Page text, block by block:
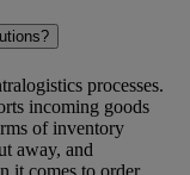
processes.
incoming goods
of inventory
away, and
it comes to order